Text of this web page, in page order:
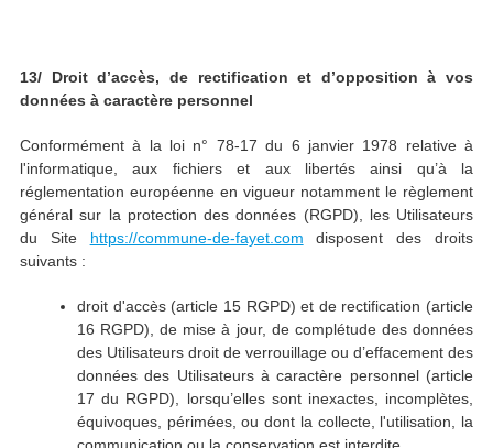
13/ Droit d’accès, de rectification et d’opposition à vos
données à caractère personnel
Conformément à la loi n° 78-17 du 6 janvier 1978 relative à
l'informatique, aux fichiers et aux libertés ainsi qu’à la
réglementation européenne en vigueur notamment le règlement
général sur la protection des données (RGPD), les Utilisateurs
du Site https://commune-de-fayet.com disposent des droits
suivants :
droit d'accès (article 15 RGPD) et de rectification (article
16 RGPD), de mise à jour, de complétude des données
des Utilisateurs droit de verrouillage ou d’effacement des
données des Utilisateurs à caractère personnel (article
17 du RGPD), lorsqu’elles sont inexactes, incomplètes,
équivoques, périmées, ou dont la collecte, l'utilisation, la